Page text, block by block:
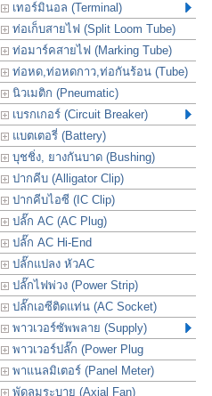
เทอร์มินอล (Terminal)
ท่อเก็บสายไฟ (Split Loom Tube)
ท่อมาร์คสายไฟ (Marking Tube)
ท่อหด,ท่อหดกาว,ท่อกันร้อน (Tube)
นิวเมติก (Pneumatic)
เบรกเกอร์ (Circuit Breaker)
แบตเตอรี่ (Battery)
บุชชิ่ง, ยางกันบาด (Bushing)
ปากคีบ (Alligator Clip)
ปากคีบไอซี (IC Clip)
ปลั๊ก AC (AC Plug)
ปลั๊ก AC Hi-End
ปลั๊กแปลง หัวAC
ปลั๊กไฟพ่วง (Power Strip)
ปลั๊กเอซีติดแท่น (AC Socket)
พาวเวอร์ซัพพลาย (Supply)
พาวเวอร์ปลั๊ก (Power Plug
พาแนลมิเตอร์ (Panel Meter)
พัดลมระบาย (Axial Fan)